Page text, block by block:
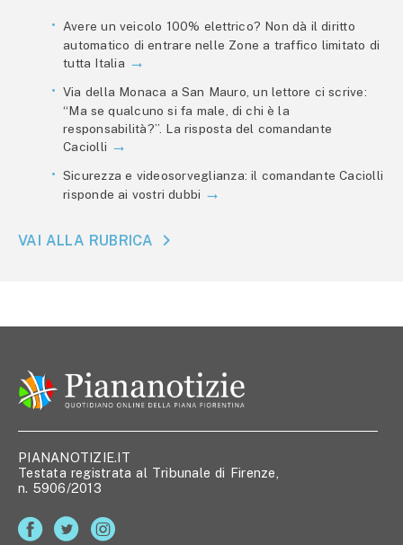
Avere un veicolo 100% elettrico? Non dà il diritto
automatico di entrare nelle Zone a traffico limitato di
tutta Italia
Via della Monaca a San Mauro, un lettore ci scrive:
“Ma se qualcuno si fa male, di chi è la
responsabilità?”. La risposta del comandante
Caciolli
Sicurezza e videosorveglianza: il comandante Caciolli
risponde ai vostri dubbi
VAI ALLA RUBRICA
PIANANOTIZIE.IT
Testata registrata al Tribunale di Firenze,
n. 5906/2013